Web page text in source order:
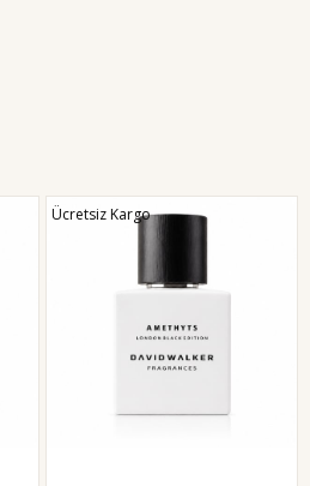
Ücretsiz Kargo